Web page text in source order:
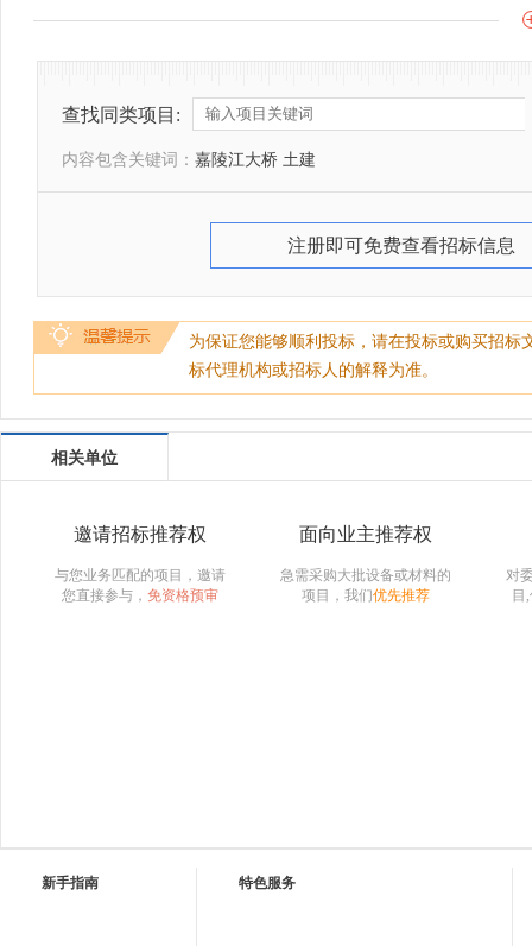
查找同类项目:
内容包含关键词： 嘉陵江大桥 土建
注册即可免费查看招标信息
为保证您能够顺利投标，请在投标或购买招
标代理机构或招标人的解释为准。
相关单位
邀请招标推荐权
与您业务匹配的项目，邀请
您直接参与， 免资格预审
面向业主推荐权
急需采购大批设备或材料的
项目，我们优先推荐
对
目
新手指南 特色服务